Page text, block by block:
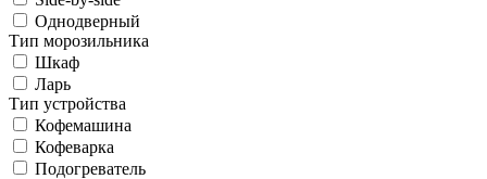
Однодверный
Тип морозильника
Шкаф
Ларь
Тип устройства
Кофемашина
Кофеварка
Подогреватель